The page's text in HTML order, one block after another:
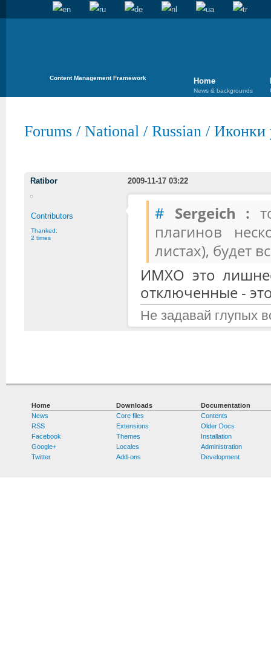
Content Management Framework Home
News & backgrounds
Forums / National / Russian / Иконки
Ratibor 2009-11-17 03:22
Contributors
Thanked:
2 times
# Sergeich :
плагинов
листах), будет
ИМХО это
отключенные -
Не задавай глупых
Home
News
RSS
Facebook
Google+
Twitter
Downloads
Core files
Extensions
Themes
Locales
Add-ons
Documentation
Contents
Older Docs
Installation
Administration
Development